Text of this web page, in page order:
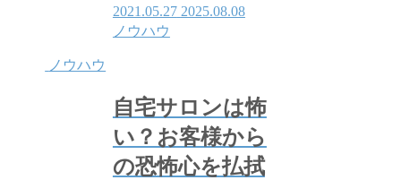
2021.05.27 2025.08.08
ノウハウ
ノウハウ
自宅サロンは怖
い？お客様から
の恐怖心を払拭